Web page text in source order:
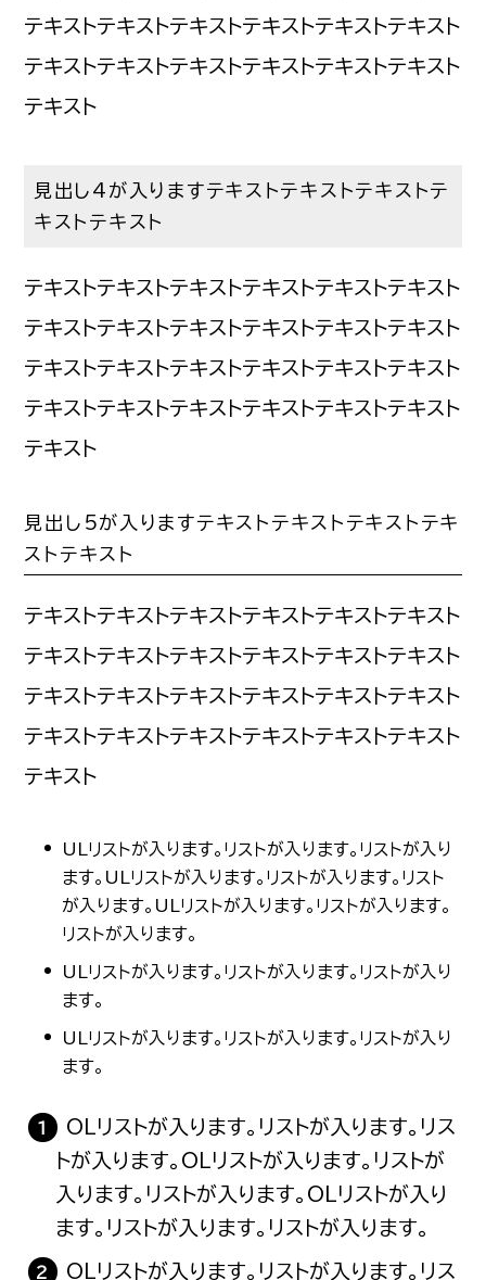
テキストテキストテキストテキストテキストテキスト
テキストテキストテキストテキストテキストテキスト
テキスト
見出し4が入りますテキストテキストテキストテ
キストテキスト
テキストテキストテキストテキストテキストテキスト
テキストテキストテキストテキストテキストテキスト
テキストテキストテキストテキストテキストテキスト
テキストテキストテキストテキストテキストテキスト
テキスト
見出し5が入りますテキストテキストテキストテキ
ストテキスト
テキストテキストテキストテキストテキストテキスト
テキストテキストテキストテキストテキストテキスト
テキストテキストテキストテキストテキストテキスト
テキストテキストテキストテキストテキストテキスト
テキスト
ULリストが入ります。リストが入ります。リストが入り
ます。ULリストが入ります。リストが入ります。リスト
が入ります。ULリストが入ります。リストが入ります。
リストが入ります。
ULリストが入ります。リストが入ります。リストが入り
ます。
ULリストが入ります。リストが入ります。リストが入り
ます。
OLリストが入ります。リストが入ります。リス
トが入ります。OLリストが入ります。リストが
入ります。リストが入ります。OLリストが入り
ます。リストが入ります。リストが入ります。
OLリストが入ります。リストが入ります。リス